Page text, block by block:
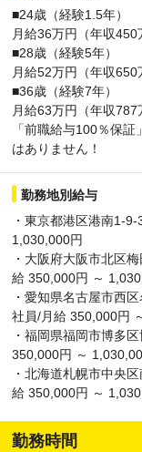
■24歳（経験1.5年）
月給36万円（年収
■28歳（経験5年）
月給52万円（年収
■36歳（経験7年）
月給63万円（年収
「前職給与100％保
はありません！
勤務地別給与
・東京都港区港南1-
1,030,000円
・大阪府大阪市北区
給 350,000円 ～
・愛知県名古屋市西
社員/月給 350,000円
・福岡県福岡市博多
350,000円 ～
・北海道札幌市中央
給 350,000円 ～
勤務時間